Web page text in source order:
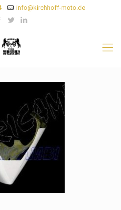
info@kirchhoff-moto.de